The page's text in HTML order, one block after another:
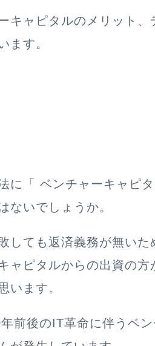
キャピタルのメリット、
ます。
に「 ベンチャーキャピ
ないでしょうか。
しても返済義務が無いた
ャピタルからの出資の
います。
前後のIT革命に伴うベ